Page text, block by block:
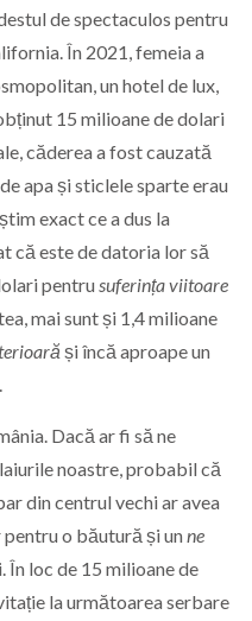
de spectaculos pentru
În 2021, femeia a
un hotel de lux,
15 milioane de dolari
căderea a fost cauzată
apa și sticlele sparte erau
exact ce a dus la
că este de datoria lor să
pentrusuferința viitoare
mai sunt și 1,4 milioane
și încă aproape un
Dacă ar fi să ne
noastre, probabil că
din centrul vechi ar avea
o băutură și unne
În loc de 15 milioane de
la următoarea serbare